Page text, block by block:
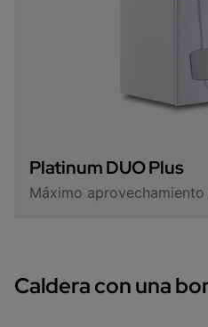
Platinum DUO Plus
Máximo
Caldera con una